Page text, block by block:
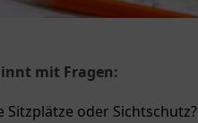
mit Fragen:
Sitzplätze oder Sichtschutz?